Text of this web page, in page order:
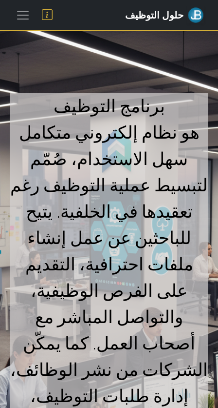
حلول التوظيف
برنامج التوظيف
هو نظام إلكتروني متكامل
سهل الاستخدام، صُمّم
لتبسيط عملية التوظيف رغم
تعقيدها في الخلفية. يتيح
للباحثين عن عمل إنشاء
ملفات احترافية، التقديم
على الفرص الوظيفية،
والتواصل المباشر مع
أصحاب العمل. كما يمكّن
الشركات من نشر الوظائف،
إدارة طلبات التوظيف،